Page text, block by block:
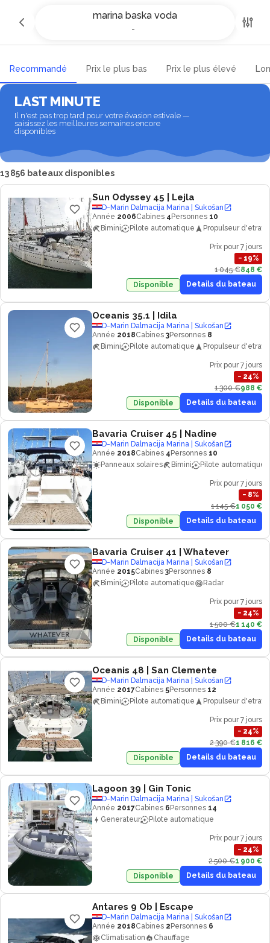
marina baska voda
-
Location de yachts et bateaux à
marina baska voda
Recommandé Prix le plus bas Prix le plus élevé
LAST MINUTE
Il n'est pas trop tard pour votre évasion estivale —
saisissez les meilleures semaines encore
disponibles
13 856 bateaux disponibles
Sun Odyssey 45 | Lejla
D-Marin Dalmacija Marina | Sukošan
Année 2006Cabines 4 Personnes 10
Bimini
Pilote automatique Propulseur d'etrave
Prix pour 7 jours
− 19%
1 045 €848 €
Disponible
Details du bateau
Oceanis 35.1 | Idila
D-Marin Dalmacija Marina | Sukošan
Année 2018Cabines 3Personnes 8
Bimini
Pilote automatique Propulseur d'etrave
Prix pour 7 jours
− 24%
1 300 €988 €
Disponible
Details du bateau
Bavaria Cruiser 45 | Nadine
D-Marin Dalmacija Marina | Sukošan
Année 2018Cabines 4 Personnes 10
Panneaux solaires
Bimini Pilote automatique
Prix pour 7 jours
− 8%
1 145 €1 050 €
Disponible
Details du bateau
Bavaria Cruiser 41 | Whatever
D-Marin Dalmacija Marina | Sukošan
Année 2015Cabines 3Personnes 8
Bimini
Pilote automatique Radar
Prix pour 7 jours
− 24%
1 500 €1 140 €
Disponible
Details du bateau
Oceanis 48 | San Clemente
D-Marin Dalmacija Marina | Sukošan
Année 2017Cabines 5Personnes 12
Bimini
Pilote automatique Propulseur d'etrave
Prix pour 7 jours
− 24%
2 390 €1 816 €
Disponible
Details du bateau
Lagoon 39 | Gin Tonic
D-Marin Dalmacija Marina | Sukošan
Année 2017Cabines 6 Personnes 14
Generateur
Pilote automatique
Prix pour 7 jours
− 24%
2 500 €1 900 €
Disponible
Details du bateau
Antares 9 Ob | Escape
D-Marin Dalmacija Marina | Sukošan
Année 2018Cabines 2 Personnes 6
Climatisation
Chauffage